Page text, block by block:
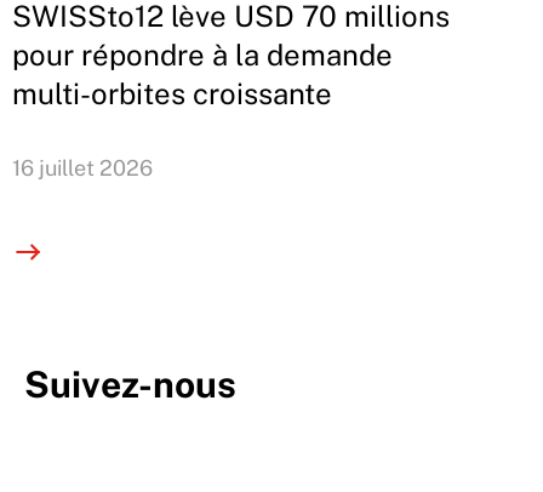
SWISSto12 lève USD 70 millions
pour répondre à la demande
multi-orbites croissante
16 juillet 2026
Suivez-nous